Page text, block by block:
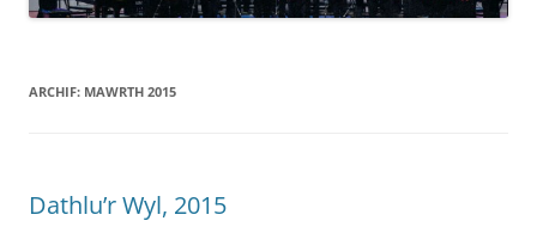
ARCHIF: MAWRTH 2015
Dathlu’r Wyl, 2015